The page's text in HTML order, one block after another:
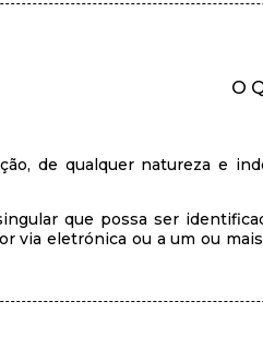
O
de qualquer natureza e
que possa ser
via eletrónica ou a um ou